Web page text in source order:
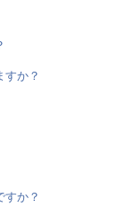
すか？
すか？